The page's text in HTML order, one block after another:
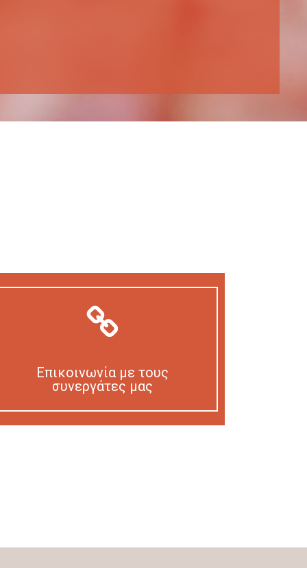
Επικοινωνία με τους
συνεργάτες μας